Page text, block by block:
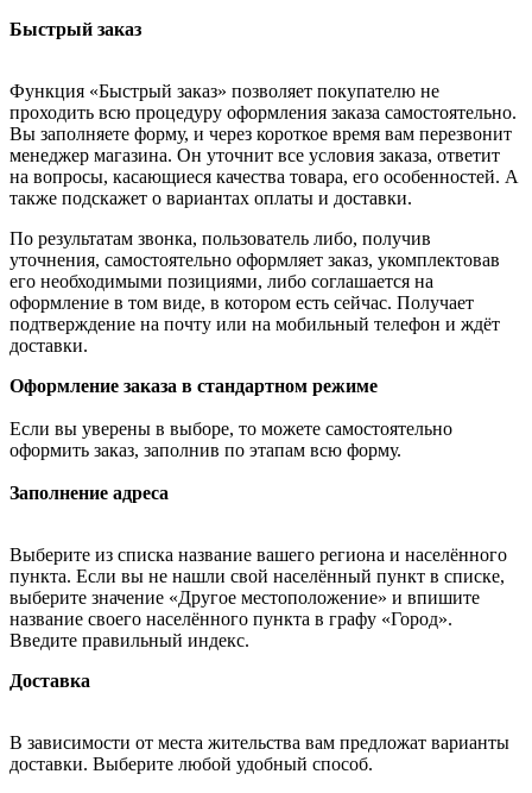
Быстрый заказ
Функция «Быстрый заказ» позволяет покупателю не
проходить всю процедуру оформления заказа самостоятельно.
Вы заполняете форму, и через короткое время вам перезвонит
менеджер магазина. Он уточнит все условия заказа, ответит
на вопросы, касающиеся качества товара, его особенностей. А
также подскажет о вариантах оплаты и доставки.
По результатам звонка, пользователь либо, получив
уточнения, самостоятельно оформляет заказ, укомплектовав
его необходимыми позициями, либо соглашается на
оформление в том виде, в котором есть сейчас. Получает
подтверждение на почту или на мобильный телефон и ждёт
доставки.
Оформление заказа в стандартном режиме
Если вы уверены в выборе, то можете самостоятельно
оформить заказ, заполнив по этапам всю форму.
Заполнение адреса
Выберите из списка название вашего региона и населённого
пункта. Если вы не нашли свой населённый пункт в списке,
выберите значение «Другое местоположение» и впишите
название своего населённого пункта в графу «Город».
Введите правильный индекс.
Доставка
В зависимости от места жительства вам предложат варианты
доставки. Выберите любой удобный способ.